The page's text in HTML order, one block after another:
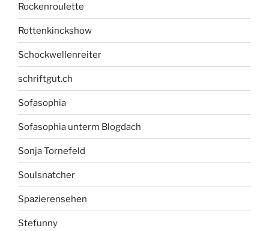
Rockenroulette
Rottenkinckshow
Schockwellenreiter
schriftgut.ch
Sofasophia
Sofasophia unterm Blogdach
Sonja Tornefeld
Soulsnatcher
Spazierensehen
Stefunny